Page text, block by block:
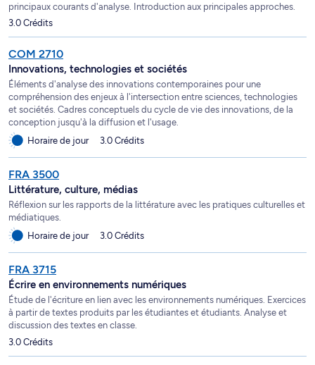
principaux courants d'analyse. Introduction aux principales approches.
3.0 Crédits
COM 2710
Innovations, technologies et sociétés
Éléments d'analyse des innovations contemporaines pour une
compréhension des enjeux à l'intersection entre sciences, technologies
et sociétés. Cadres conceptuels du cycle de vie des innovations, de la
conception jusqu'à la diffusion et l'usage.
Horaire de jour
3.0 Crédits
FRA 3500
Littérature, culture, médias
Réflexion sur les rapports de la littérature avec les pratiques culturelles et
médiatiques.
Horaire de jour
3.0 Crédits
FRA 3715
Écrire en environnements numériques
Étude de l'écriture en lien avec les environnements numériques. Exercices
à partir de textes produits par les étudiantes et étudiants. Analyse et
discussion des textes en classe.
3.0 Crédits